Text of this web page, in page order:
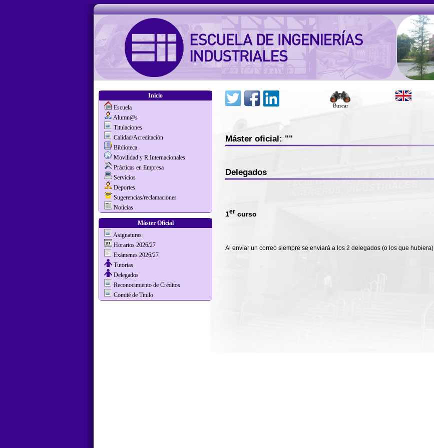
Inicio
Escuela
Alumn@s
Titulaciones
Calidad/Acreditación
Biblioteca
Movilidad y R.Internacionales
Prácticas en Empresa
Servicios
Deportes
Sugerencias/reclamaciones
Noticias
Máster Oficial
Asignaturas
Horarios 2026/27
Exámenes 2026/27
Tutorias
Delegados
Reconocimiento de Créditos
Comité de Título
Buscar
Máster oficial: ""
Delegados
1er curso
Al enviar un correo siempre se enviará a los 2 delegados (o los que hubiera)